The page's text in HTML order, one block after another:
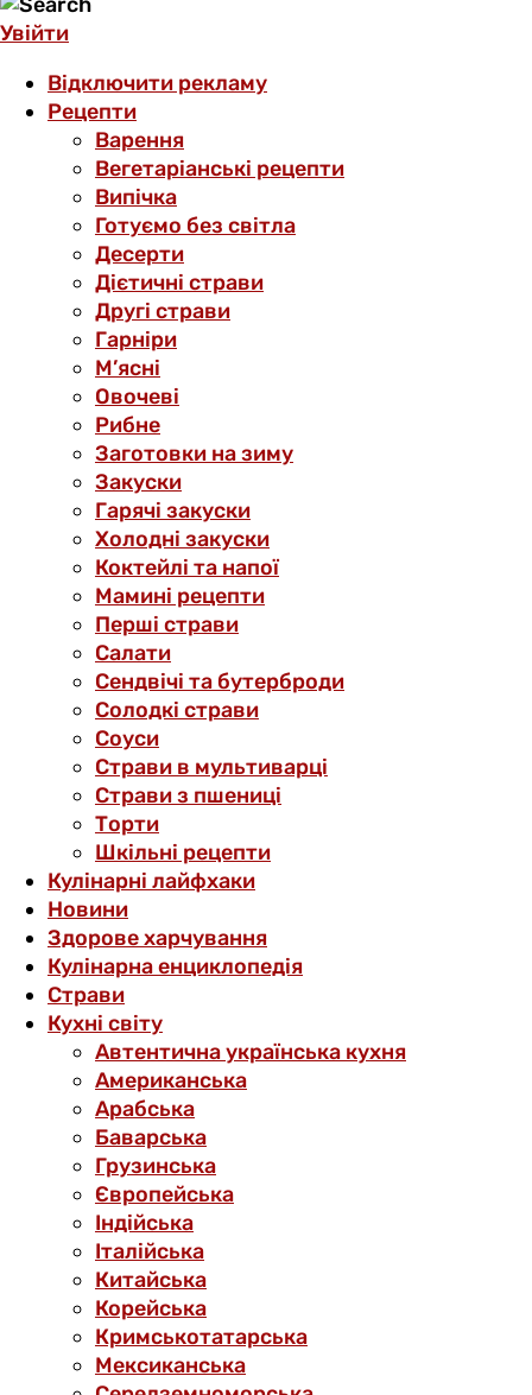
Увійти
Відключити рекламу
Рецепти
Варення
Вегетаріанські рецепти
Випічка
Готуємо без світла
Десерти
Дієтичні страви
Другі страви
Гарніри
М’ясні
Овочеві
Рибне
Заготовки на зиму
Закуски
Гарячі закуски
Холодні закуски
Коктейлі та напої
Мамині рецепти
Перші страви
Салати
Сендвічі та бутерброди
Солодкі страви
Соуси
Страви в мультиварці
Страви з пшениці
Торти
Шкільні рецепти
Кулінарні лайфхаки
Новини
Здорове харчування
Кулінарна енциклопедія
Страви
Кухні світу
Автентична українська кухня
Американська
Арабська
Баварська
Грузинська
Європейська
Індійська
Італійська
Китайська
Корейська
Кримськотатарська
Мексиканська